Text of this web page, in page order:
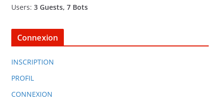
Users: 3 Guests, 7 Bots
Connexion
INSCRIPTION
PROFIL
CONNEXION